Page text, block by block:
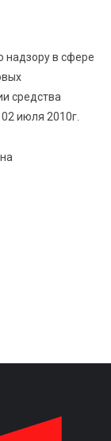
надзору в сфере
средства
июля 2010г.